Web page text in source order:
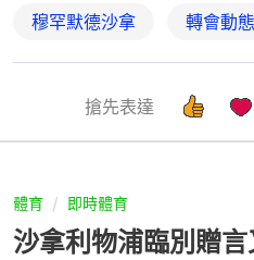
穆罕默德沙拿 轉會動態
搶先表達
體育 即時體育
沙拿利物浦臨別贈